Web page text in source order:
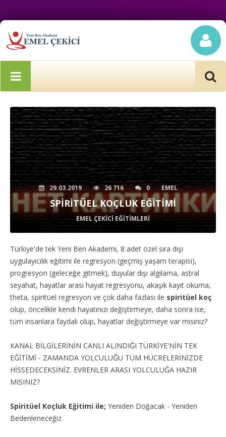
29.03.2019 26 716 0 EMEL
SPIRITÜEL KOÇLUK EĞITIMI
EMEL ÇEKICI EĞITIMLERI
Türkiye'de tek Yeni Ben Akademi, 8 adet özel sıra dışı
uygulayıcılık eğitimi ile regresyon (geçmiş yaşam terapisi),
progresyon (geleceğe gitmek), duyular dışı algılama, astral
seyahat, hayatlar arası hayat regresyonu, akaşık kayıt okuma,
theta, spiritüel regresyon ve çok daha fazlası ile spiritüel koç
olup, öncelikle kendi hayatınızı değiştirmeye, daha sonra ise,
tüm insanlara faydalı olup, hayatlar değiştirmeye var mısınız?
KANAL BİLGİLERİNİN CANLI ALINDIĞI TÜRKİYE'NİN TEK
EĞİTİMİ - ZAMANDA YOLCULUĞU TÜM HÜCRELERİNİZDE
HİSSEDECEKSİNİZ. EVRENLER ARASI YOLCULUĞA HAZIR
MISINIZ?
Spiritüel Koçluk Eğitimi ile; Yeniden Doğacak - Yeniden
Bedenleneceğiz